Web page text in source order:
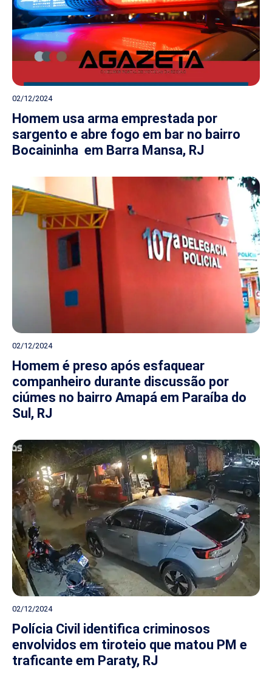
02/12/2024
Homem usa arma emprestada por
sargento e abre fogo em bar no bairro
Bocaininha em Barra Mansa, RJ
02/12/2024
Homem é preso após esfaquear
companheiro durante discussão por
ciúmes no bairro Amapá em Paraíba do
Sul, RJ
02/12/2024
Polícia Civil identifica criminosos
envolvidos em tiroteio que matou PM e
traficante em Paraty, RJ